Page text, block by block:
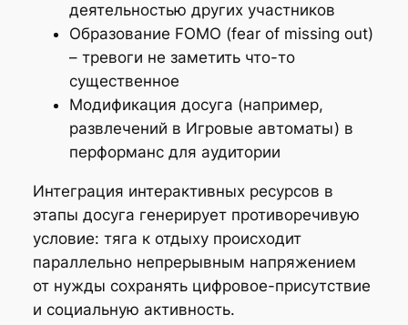
деятельностью других участников
Образование FOMO (fear of missing out)
– тревоги не заметить что-то
существенное
Модификация досуга (например,
развлечений в Игровые автоматы) в
перформанс для аудитории
Интеграция интерактивных ресурсов в
этапы досуга генерирует противоречивую
условие: тяга к отдыху происходит
параллельно непрерывным напряжением
от нужды сохранять цифровое-присутствие
и социальную активность.